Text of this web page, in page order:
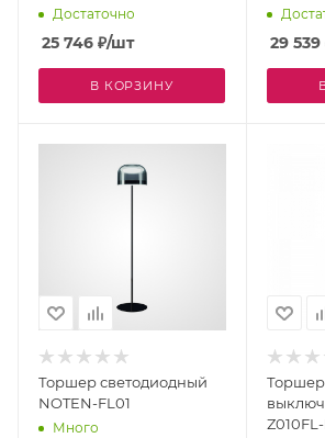
Достаточно
25 746 ₽/шт
В КОРЗИНУ
29 539
Торшер светодиодный
NOTEN-FL01
Много
Торшер